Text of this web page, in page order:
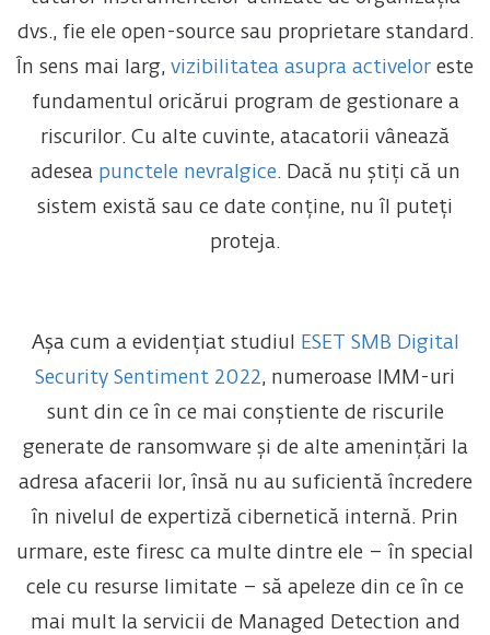
dvs., fie ele open-source sau proprietare standard.
În sens mai larg, vizibilitatea asupra activelor este
fundamentul oricărui program de gestionare a
riscurilor. Cu alte cuvinte, atacatorii vânează
adesea punctele nevralgice. Dacă nu știți că un
sistem există sau ce date conține, nu îl puteți
proteja.
Așa cum a evidențiat studiul
ESET SMB Digital
Security Sentiment 2022, numeroase IMM-uri
sunt din ce în ce mai conștiente de riscurile
generate de ransomware și de alte amenințări la
adresa afacerii lor, însă nu au suficientă încredere
în nivelul de expertiză cibernetică internă. Prin
urmare, este firesc ca multe dintre ele – în special
cele cu resurse limitate – să apeleze din ce în ce
mai mult la servicii de Managed Detection and